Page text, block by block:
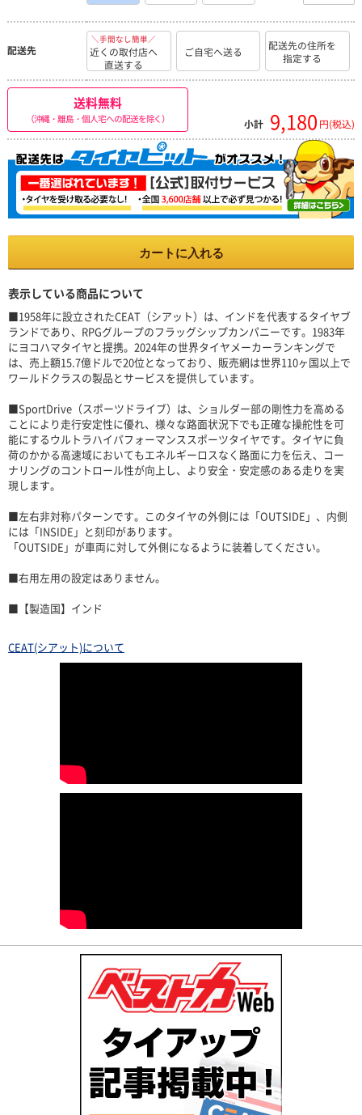
配送先
＼手間なし簡単／
近くの取付店へ
直送する
ご自宅へ送る
配送先の住所を
指定する
送料無料
（沖縄・離島・個人宅への配送を除く） 小計 9,180 円(税込)
カートに入れる
表示している商品について
■1958年に設立されたCEAT（シアット）は、インドを代表するタイヤブ
ランドであり、RPGグループのフラッグシップカンパニーです。1983年
にヨコハマタイヤと提携。2024年の世界タイヤメーカーランキングで
は、売上額15.7億ドルで20位となっており、販売網は世界110ヶ国以上で
ワールドクラスの製品とサービスを提供しています。
■SportDrive（スポーツドライブ）は、ショルダー部の剛性力を高める
ことにより走行安定性に優れ、様々な路面状況下でも正確な操舵性を可
能にするウルトラハイパフォーマンススポーツタイヤです。タイヤに負
荷のかかる高速域においてもエネルギーロスなく路面に力を伝え、コー
ナリングのコントロール性が向上し、より安全・安定感のある走りを実
現します。
■左右非対称パターンです。このタイヤの外側には「OUTSIDE」、内側
には「INSIDE」と刻印があります。
「OUTSIDE」が車両に対して外側になるように装着してください。
■右用左用の設定はありません。
■【製造国】インド
CEAT(シアット)について